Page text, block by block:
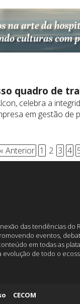
quadro de
celebra a
em gestão de
« Anterior 1 2 3 4
das tendências do
eventos,
em todas as
de todo o
CECOM